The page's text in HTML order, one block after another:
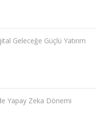
Geleceğe Güçlü Yatırım
Yapay Zeka Dönemi